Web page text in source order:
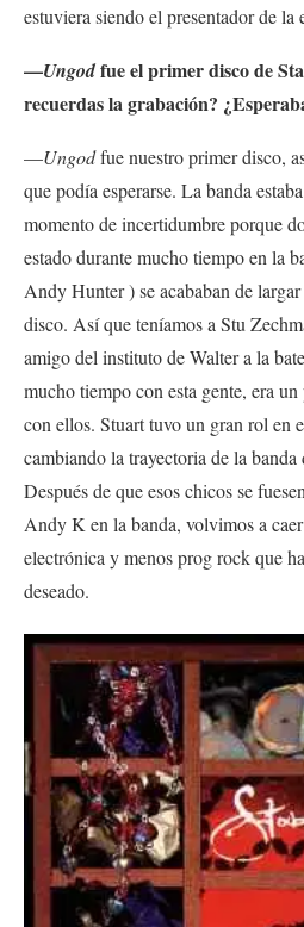
estuviera siendo el presentador de
—Ungodfue el primer disco de
recuerdas la grabación?
—Ungodfue nuestro primer disco,
que podía esperarse. La banda
momento de incertidumbre porque
estado durante mucho tiempo en la
Andy Hunter ) se acababan de
disco. Así que teníamos a Stu
amigo del instituto de Walter a la
mucho tiempo con esta gente, era
con ellos. Stuart tuvo un gran rol en
cambiando la trayectoria de la
Después de que esos chicos se
Andy K en la banda, volvimos a
electrónica y menos prog rock que
deseado.